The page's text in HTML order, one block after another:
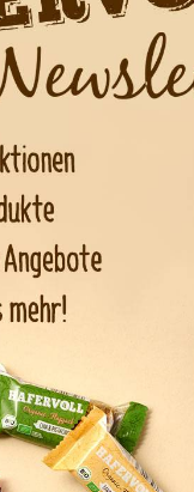
Hol' Dir